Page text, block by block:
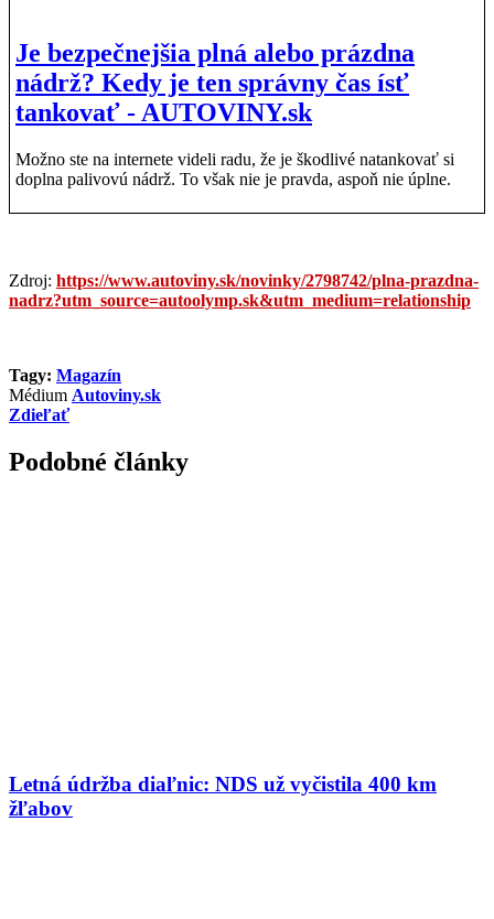
Je bezpečnejšia plná alebo prázdna
nádrž? Kedy je ten správny čas ísť
tankovať - AUTOVINY.sk
Možno ste na internete videli radu, že je škodlivé natankovať si
doplna palivovú nádrž. To však nie je pravda, aspoň nie úplne.
Zdroj: https://www.autoviny.sk/novinky/2798742/plna-prazdna-
nadrz?utm_source=autoolymp.sk&utm_medium=relationship
Tagy: Magazín
Médium Autoviny.sk
Zdieľať
Podobné články
Letná údržba diaľnic: NDS už vyčistila 400 km
žľabov